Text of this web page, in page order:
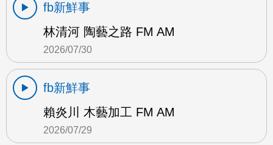
fb新鮮事
林清河 陶藝之路 FM AM
2026/07/30
fb新鮮事
賴炎川 木藝加工 FM AM
2026/07/29